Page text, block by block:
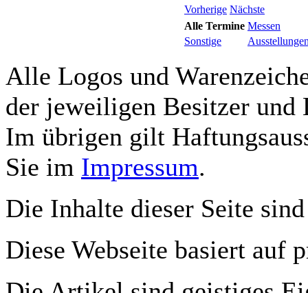
Vorherige Nächste
Alle Termine Messen
Sonstige
Alle Logos und
der jeweiligen Besitzer und
Im übrigen gilt
Sie im Impressum.
Die Inhalte dieser Seite
Diese Webseite basiert auf